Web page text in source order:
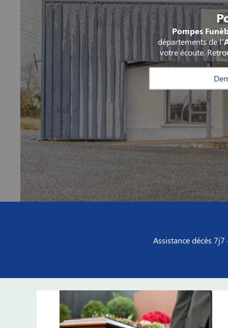
Pompes
départements de l’
votre écoute.
Assistance décès